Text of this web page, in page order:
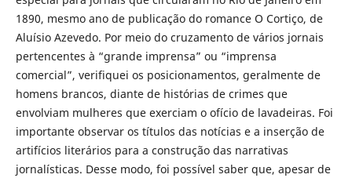
1890, mesmo ano de publicação do romance O Cortiço, de
Aluísio Azevedo. Por meio do cruzamento de vários jornais
pertencentes à “grande imprensa” ou “imprensa
comercial”, verifiquei os posicionamentos, geralmente de
homens brancos, diante de histórias de crimes que
envolviam mulheres que exerciam o ofício de lavadeiras. Foi
importante observar os títulos das notícias e a inserção de
artifícios literários para a construção das narrativas
jornalísticas. Desse modo, foi possível saber que, apesar de